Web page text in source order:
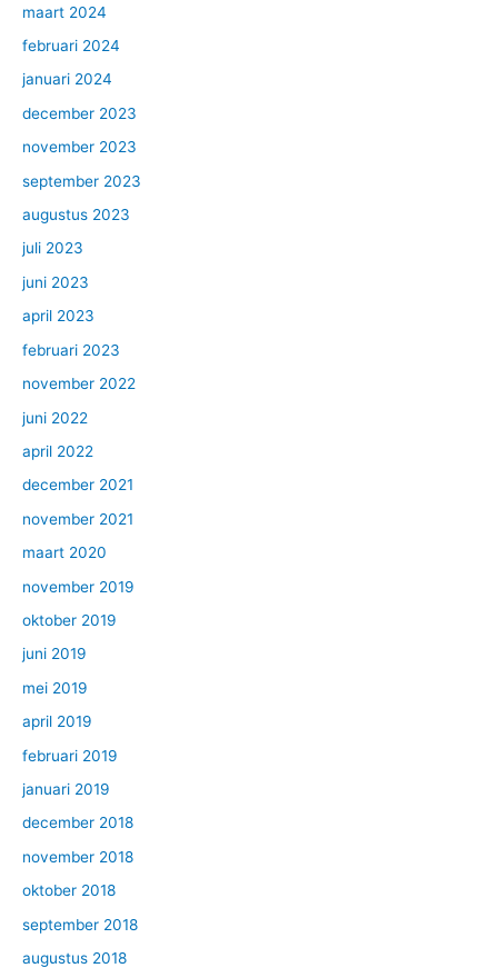
maart 2024
februari 2024
januari 2024
december 2023
november 2023
september 2023
augustus 2023
juli 2023
juni 2023
april 2023
februari 2023
november 2022
juni 2022
april 2022
december 2021
november 2021
maart 2020
november 2019
oktober 2019
juni 2019
mei 2019
april 2019
februari 2019
januari 2019
december 2018
november 2018
oktober 2018
september 2018
augustus 2018